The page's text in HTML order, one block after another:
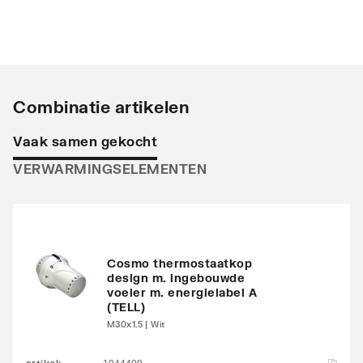
20°C - 55/45
70/40
N-exponent 1.2576
Combinatie artikelen
Vaak samen gekocht
VERWARMINGSELEMENTEN
Cosmo thermostaatkop
design m. ingebouwde
voeler m. energielabel A
(TELL)
M30x1.5 | Wit